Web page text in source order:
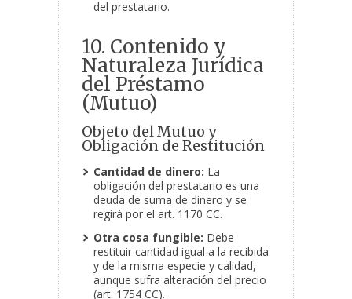
del prestatario.
10. Contenido y
Naturaleza Jurídica
del Préstamo
(Mutuo)
Objeto del Mutuo y
Obligación de Restitución
Cantidad de dinero: La
obligación del prestatario es una
deuda de suma de dinero y se
regirá por el art. 1170 CC.
Otra cosa fungible: Debe
restituir cantidad igual a la recibida
y de la misma especie y calidad,
aunque sufra alteración del precio
(art. 1754 CC).